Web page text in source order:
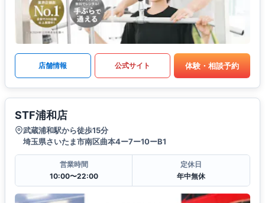
店舗情報 公式サイト 体験・相談予約
STF浦和店
武蔵浦和駅から徒歩15分
埼玉県さいたま市南区曲本4ー7ー10ーB1
営業時間
10:00〜22:00
定休日
年中無休